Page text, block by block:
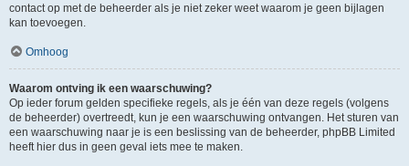
contact op met de beheerder als je niet zeker weet waarom je geen bijlagen
kan toevoegen.
Omhoog
Waarom ontving ik een waarschuwing?
Op ieder forum gelden specifieke regels, als je één van deze regels (volgens
de beheerder) overtreedt, kun je een waarschuwing ontvangen. Het sturen van
een waarschuwing naar je is een beslissing van de beheerder, phpBB Limited
heeft hier dus in geen geval iets mee te maken.